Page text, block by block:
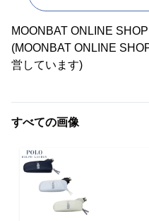
MOONBAT ONLINE SHOP
(MOONBAT ONLINE
営しています)
すべての画像